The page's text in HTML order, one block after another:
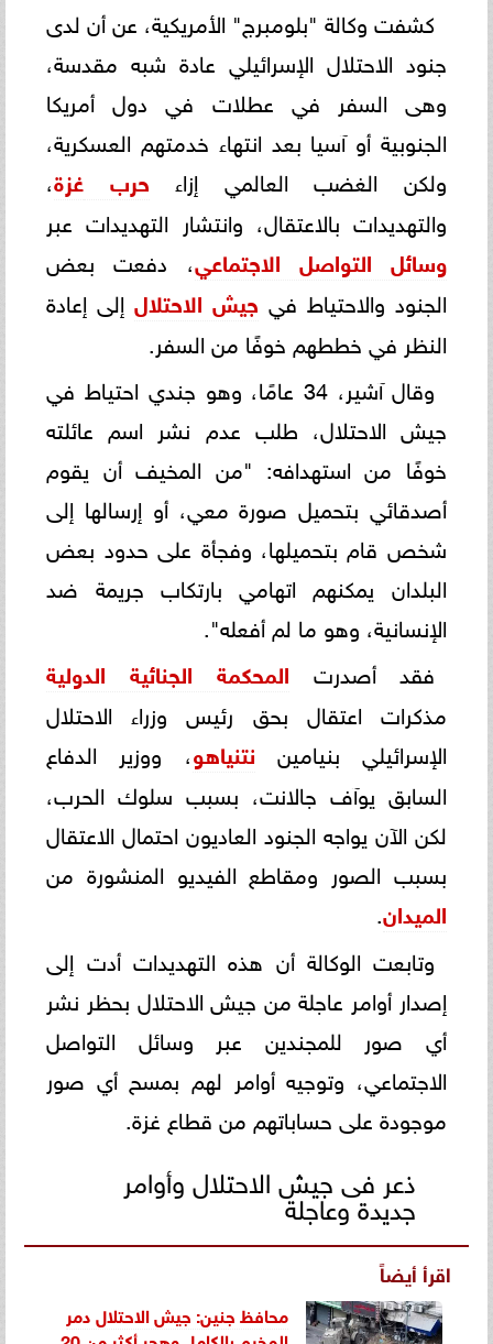
كشفت وكالة "بلومبرج" الأمريكية، عن أن لدى
جنود الاحتلال الإسرائيلي عادة شبه مقدسة،
وهى السفر في عطلات في دول أمريكا
الجنوبية أو آسيا بعد انتهاء خدمتهم العسكرية،
ولكن الغضب العالمي إزاء حرب غزة،
والتهديدات بالاعتقال، وانتشار التهديدات عبر
وسائل التواصل الاجتماعي، دفعت بعض
الجنود والاحتياط في جيش الاحتلالإلى إعادة
النظر في خططهم خوفًا من السفر.
وقال آشير، 34 عامًا، وهو جندي احتياط في
جيش الاحتلال، طلب عدم نشر اسم عائلته
خوفًا من استهدافه: "من المخيف أن يقوم
أصدقائي بتحميل صورة معي، أو إرسالها إلى
شخص قام بتحميلها، وفجأة على حدود بعض
البلدان يمكنهم اتهامي بارتكاب جريمة ضد
الإنسانية، وهو ما لم أفعله".
فقد أصدرت المحكمة الجنائية الدولية
مذكرات اعتقال بحق رئيس وزراء الاحتلال
الإسرائيلي بنيامين نتنياهو، ووزير الدفاع
السابق يوآف جالانت، بسبب سلوك الحرب،
لكن الآن يواجه الجنود العاديون احتمال الاعتقال
بسبب الصور ومقاطع الفيديو المنشورة من
الميدان
وتابعت الوكالة أن هذه التهديدات أدت إلى
إصدار أوامر عاجلة من جيش الاحتلال بحظر نشر
أي صور للمجندين عبر وسائل التواصل
الاجتماعي، وتوجيه أوامر لهم بمسح أي صور
موجودة على حساباتهم من قطاع غزة.
ذعر فى جيش الاحتلال وأوامر
جديدة وعاجلة
اقرأ أيضاً
محافظ جنين: جيش الاحتلال دمر